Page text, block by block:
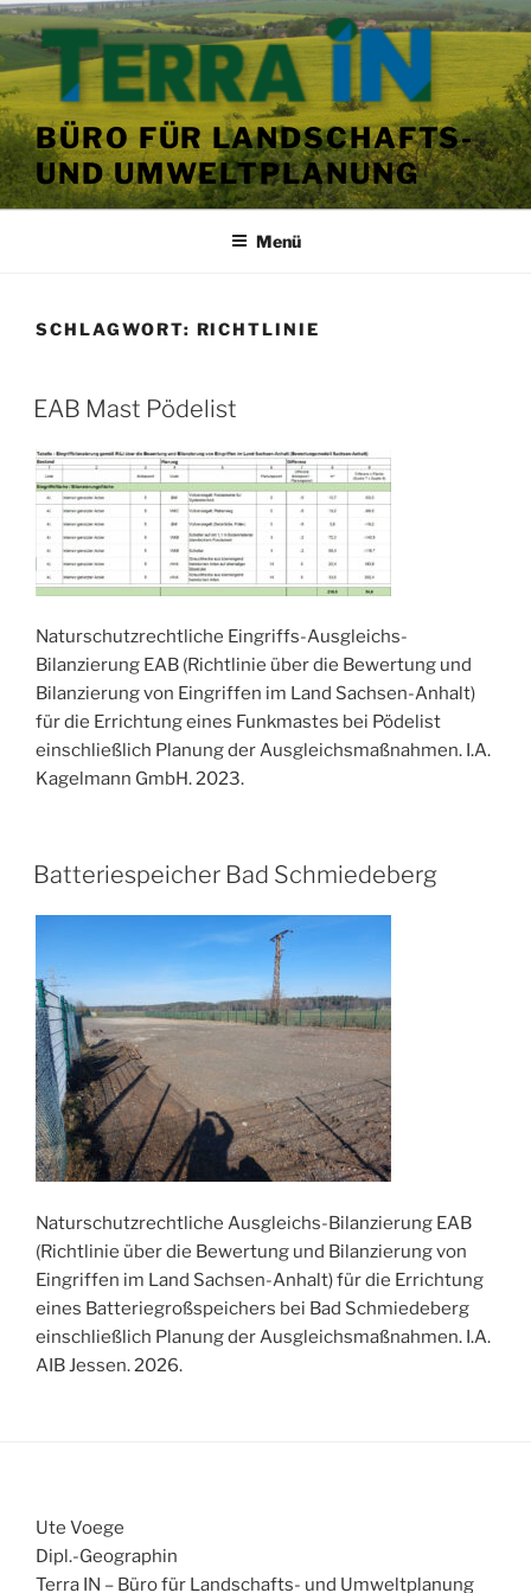
Zum
Inhalt
springen
BÜRO FÜR LANDSCHAFTS-
UND UMWELTPLANUNG
Menü
SCHLAGWORT: RICHTLINIE
VERÖFFENTLICHT
AM
EAB Mast Pödelist
Naturschutzrechtliche Eingriffs-Ausgleichs-
Bilanzierung EAB (Richtlinie über die Bewertung und
Bilanzierung von Eingriffen im Land Sachsen-Anhalt)
für die Errichtung eines Funkmastes bei Pödelist
einschließlich Planung der Ausgleichsmaßnahmen. I.A.
Kagelmann GmbH. 2023.
VERÖFFENTLICHT
AM
Batteriespeicher Bad Schmiedeberg
Naturschutzrechtliche Ausgleichs-Bilanzierung EAB
(Richtlinie über die Bewertung und Bilanzierung von
Eingriffen im Land Sachsen-Anhalt) für die Errichtung
eines Batteriegroßspeichers bei Bad Schmiedeberg
einschließlich Planung der Ausgleichsmaßnahmen. I.A.
AIB Jessen. 2026.
Ute Voege
Dipl.-Geographin
Terra IN – Büro für Landschafts- und Umweltplanung